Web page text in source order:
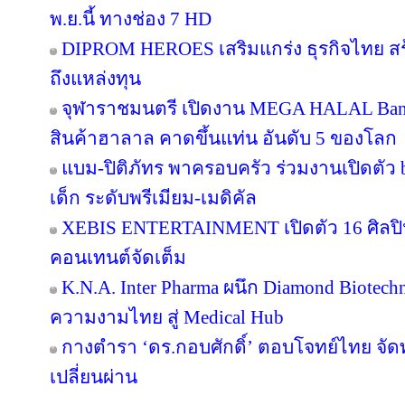
พ.ย.นี้ ทางช่อง 7 HD
DIPROM HEROES เสริมแกร่ง ธุรกิจไทย
ถึงแหล่งทุน
จุฬาราชมนตรี เปิดงาน MEGA HALAL
สินค้าฮาลาล คาดขึ้นแท่น อันดับ 5 ของโลก
แบม-ปิติภัทร พาครอบครัว ร่วมงานเปิดตัว
เด็ก ระดับพรีเมียม-เมดิคัล
XEBIS ENTERTAINMENT เปิดตัว 16 ศิ
คอนเทนต์จัดเต็ม
K.N.A. Inter Pharma ผนึก Diamond
ความงามไทย สู่ Medical Hub
กางตำรา ‘ดร.กอบศักดิ์’ ตอบโจทย์ไทย
เปลี่ยนผ่าน